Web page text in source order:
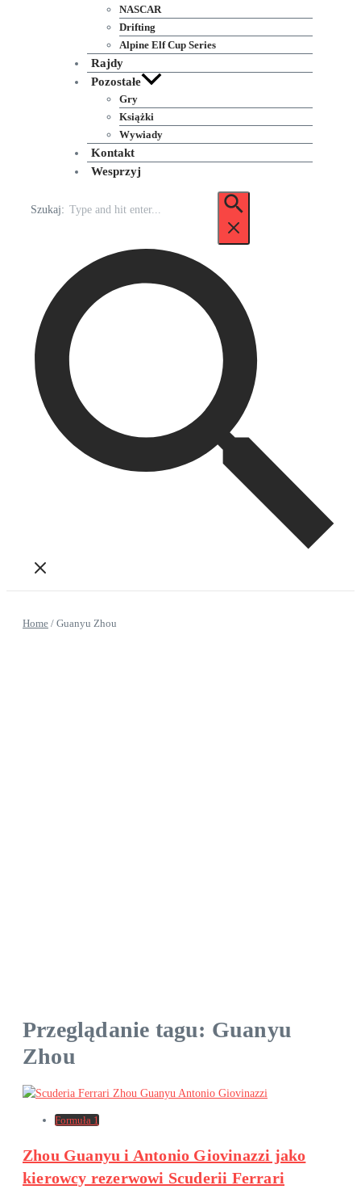
NASCAR
Drifting
Alpine Elf Cup Series
Rajdy
Pozostałe
Gry
Książki
Wywiady
Kontakt
Wesprzyj
Szukaj:
Home / Guanyu Zhou
Przeglądanie tagu: Guanyu
Zhou
Formuła 1
Zhou Guanyu i Antonio Giovinazzi jako
kierowcy rezerwowi Scuderii Ferrari